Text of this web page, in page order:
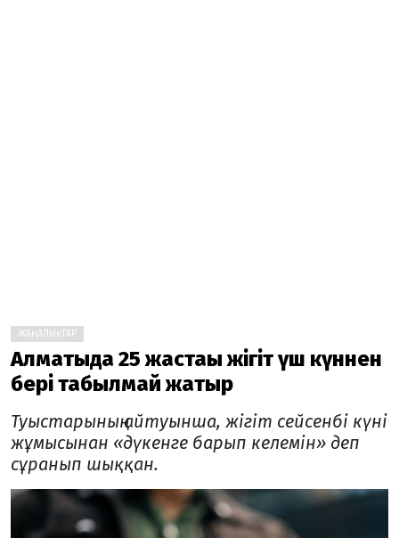
ЖАҢАЛЫҚТАР
Алматыда 25 жастағы жігіт үш күннен
бері табылмай жатыр
Туыстарының айтуынша, жігіт сейсенбі күні
жұмысынан «дүкенге барып келемін» деп
сұранып шыққан.